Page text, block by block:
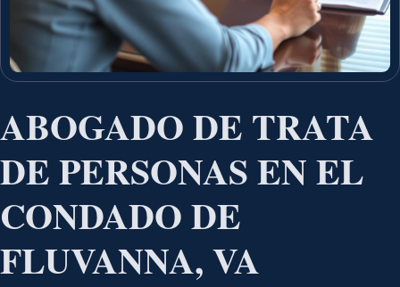
ABOGADO DE TRATA
DE PERSONAS EN EL
CONDADO DE
FLUVANNA, VA